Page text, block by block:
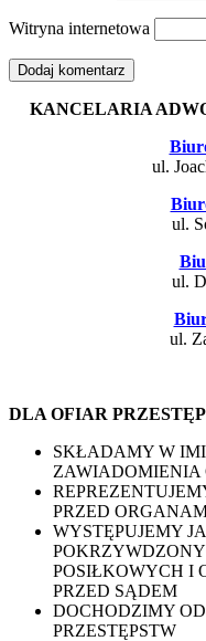
Witryna internetowa
KANCELARIA
ul.
ul.
ul.
ul.
DLA OFIAR
SKŁADAMY W
ZAWIADOMIENIA
PRZED
WYSTĘPUJEMY
POSIŁKOWYCH I
PRZED SĄDEM
DOCHODZIMY
PRZESTĘPSTW